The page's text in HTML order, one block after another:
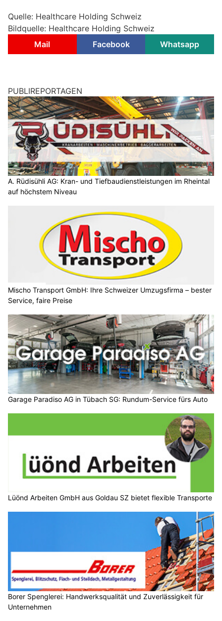
Quelle: Healthcare Holding Schweiz
Bildquelle: Healthcare Holding Schweiz
Mail
Facebook Whatsapp
PUBLIREPORTAGEN
A. Rüdisühli AG: Kran- und Tiefbaudienstleistungen im Rheintal
auf höchstem Niveau
Mischo Transport GmbH: Ihre Schweizer Umzugsfirma – bester
Service, faire Preise
Garage Paradiso AG in Tübach SG: Rundum-Service fürs Auto
Lüönd Arbeiten GmbH aus Goldau SZ bietet flexible Transporte
Borer Spenglerei: Handwerksqualität und Zuverlässigkeit für
Unternehmen